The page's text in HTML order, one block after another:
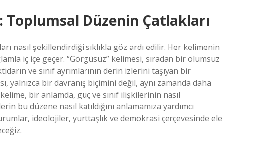
Düzenin Çatlakları
nasıl şekillendirdiği sıklıkla göz ardı edilir. Her kelimenin
iç içe geçer. “Görgüsüz” kelimesi, sıradan bir olumsuz
ve sınıf ayrımlarının derin izlerini taşıyan bir
yalnızca bir davranış biçimini değil, aynı zamanda daha
bir anlamda, güç ve sınıf ilişkilerinin nasıl
bu düzene nasıl katıldığını anlamamıza yardımcı
ideolojiler, yurttaşlık ve demokrasi çerçevesinde ele